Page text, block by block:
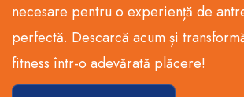
necesare pentru o experiență de
perfectă. Descarcă acum și
fitness într-o adevărată plăcere!